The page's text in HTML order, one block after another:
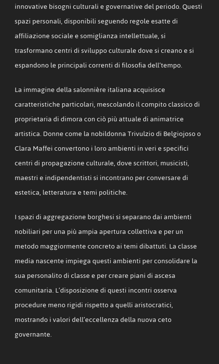
innovative bisogni culturali e governative del periodo. Questi
spazi personali, disponibili seguendo regole esatte di
affiliazione sociale e somiglianza intellettuale, si
trasformano centri di sviluppo culturale dove si creano e si
espandono le principali correnti di filosofia dell’tempo.
La immagine della salonnière italiana acquisisce
caratteristiche particolari, mescolando il compito classico di
proprietaria di dimora con ciò più attuale di animatrice
artistica. Donne come la nobildonna Trivulzio di Belgiojoso o
Clara Maffei convertono i loro ambienti in veri e specifici
centri di propagazione culturale, dove scrittori, musicisti,
maestri e indipendentisti si incontrano per conversare di
estetica, letteratura e temi politiche.
I spazi di aggregazione borghesi si separano dai ambienti
nobiliari per una più ampia apertura collettiva e per un
metodo maggiormente concreto ai temi dibattuti. La classe
media nascente impiega questi ambienti per consolidare la
sua personalito di classe e per creare piani di ascesa
comunitaria. L’disposizione di questi incontri osserva
procedure meno rigidi rispetto a quelli aristocratici,
mostrando i valori dell’eccellenza della nuova ceto
governante.